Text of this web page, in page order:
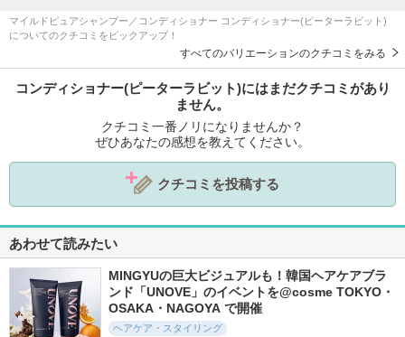
マイルドピュアシャンプー／コンディショナー コンディショナー(ピーターラビット)
についてのクチコミをピックアップ！
すべてのバリエーションのクチコミをみる
コンディショナー(ピーターラビット)にはまだクチコミがあり
ません。
クチコミ一番ノリになりませんか？
ぜひあなたの感想を教えてください。
クチコミを投稿する
あわせて読みたい
MINGYUの巨大ビジュアルも！韓国ヘアケアブラ
ンド「UNOVE」のイベントを@cosme TOKYO・
OSAKA・NAGOYA で開催
ヘアケア・スタイリング